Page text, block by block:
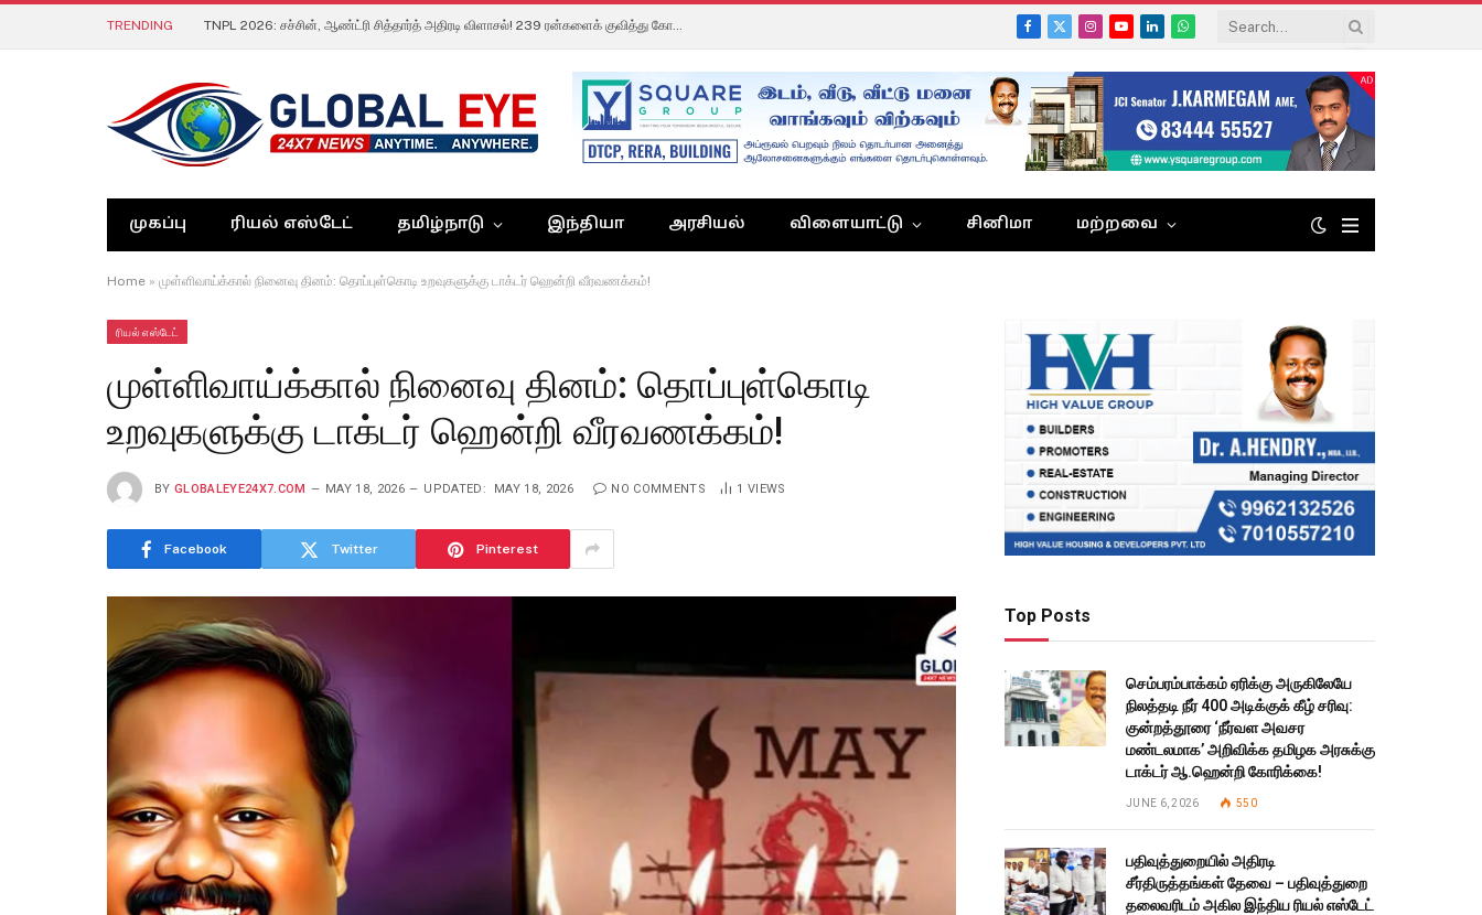
TRENDING TNPL 2026: சச்சின், ஆண்ட்ரி சித்தார்த் அதிரடி விளாசல்! 239 ரன்களைக் குவித்து கோவை கிங்ஸ் பிரம்மாண்ட சாதனை!
Facebook
X
Instagram
YouTube
LinkedInWhatsApp
முகப்பு ரியல் எஸ்டேட் தமிழ்நாடு இந்தியா அரசியல் விளையாட்டு சினிமா மற்றவை
Home » முள்ளிவாய்க்கால் நினைவு தினம்: தொப்புள்கொடி உறவுகளுக்கு டாக்டர் ஹென்றி வீரவணக்கம்!
ரியல் எஸ்டேட்
முள்ளிவாய்க்கால் நினைவு தினம்: தொப்புள்கொடி
உறவுகளுக்கு டாக்டர் ஹென்றி வீரவணக்கம்!
BY GLOBALEYE24X7.COM MAY 18, 2026 UPDATED: MAY 18, 2026 NO COMMENTS 1 VIEWS
Facebook Twitter Pinterest
Top Posts
செம்பரம்பாக்கம் ஏரிக்கு அருகிலேயே
நிலத்தடி நீர் 400 அடிக்குக் கீழ் சரிவு:
குன்றத்தூரை ‘நீர்வள அவசர
மண்டலமாக’ அறிவிக்க தமிழக அரசுக்கு
டாக்டர் ஆ.ஹென்றி கோரிக்கை!
JUNE 6, 2026 550
பதிவுத்துறையில் அதிரடி
சீர்திருத்தங்கள் தேவை – பதிவுத்துறை
தலைவரிடம் அகில இந்திய ரியல் எஸ்டேட்